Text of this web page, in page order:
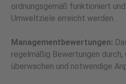
ordnungsgemäß funktioniert
Umweltziele erreicht werden.
Managementbewertungen:
regelmäßig Bewertungen
überwachen und notwendige